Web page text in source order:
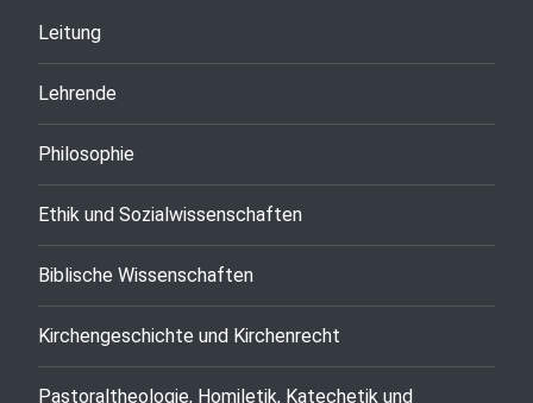
Leitung
Lehrende
Philosophie
Ethik und Sozialwissenschaften
Biblische Wissenschaften
Kirchengeschichte und Kirchenrecht
Pastoraltheologie, Homiletik, Katechetik und